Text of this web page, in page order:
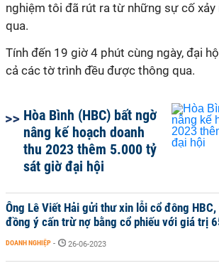
nghiệm tôi đã rút ra từ những sự cố
qua.
Tính đến 19 giờ 4 phút cùng ngày, đại
cả các tờ trình đều được thông qua.
Hòa Bình (HBC) bất ngờ
nâng kế hoạch doanh
thu 2023 thêm 5.000 tỷ
sát giờ đại hội
Ông Lê Viết Hải gửi thư xin lỗi cổ đông
đồng ý cấn trừ nợ bằng cổ phiếu với giá trị
DOANH NGHIỆP - 26-06-2023